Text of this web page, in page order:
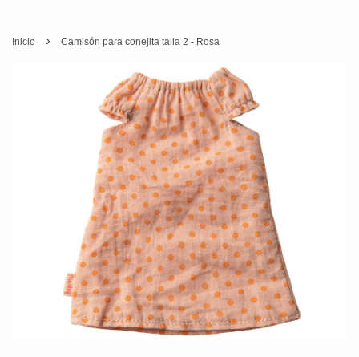
Inicio › Camisón para conejita talla 2 - Rosa